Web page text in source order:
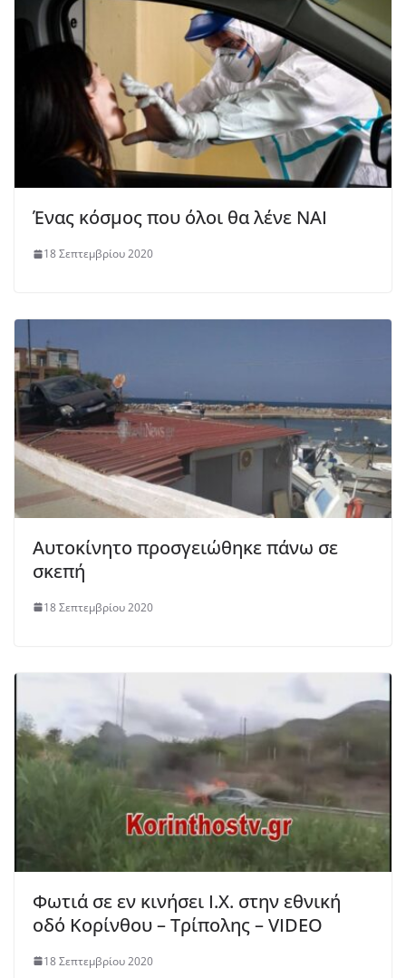
Ένας κόσμος που όλοι θα λένε ΝΑΙ
18 Σεπτεμβρίου 2020
Αυτοκίνητο προσγειώθηκε πάνω σε
σκεπή
18 Σεπτεμβρίου 2020
Φωτιά σε εν κινήσει Ι.Χ. στην εθνική
οδό Κορίνθου – Τρίπολης – VIDEO
18 Σεπτεμβρίου 2020